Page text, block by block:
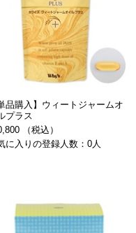
品購入】ウィートジャームオ
プラス
（税込）
に入りの登録人数：0人